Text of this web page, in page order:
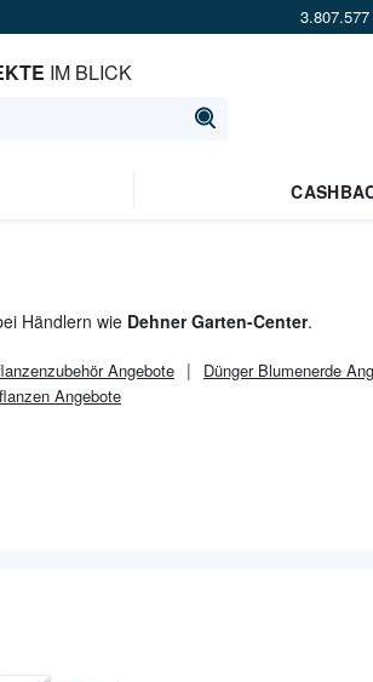
IM BLICK
Händlern wie Dehner Garten-Center.
Angebote
Dünger Blumenerde
Angebote